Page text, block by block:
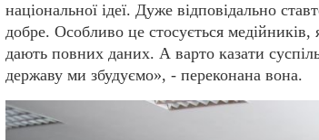
національної ідеї. Дуже відповідально
добре. Особливо це стосується
дають повних даних. А варто казати
державу ми збудуємо», - переконана вона.